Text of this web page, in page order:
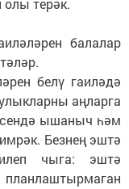
терәк.
балалар
белү гаиләдә
аңларга
ышаныч һәм
Безнең эштә
чыга: эштә